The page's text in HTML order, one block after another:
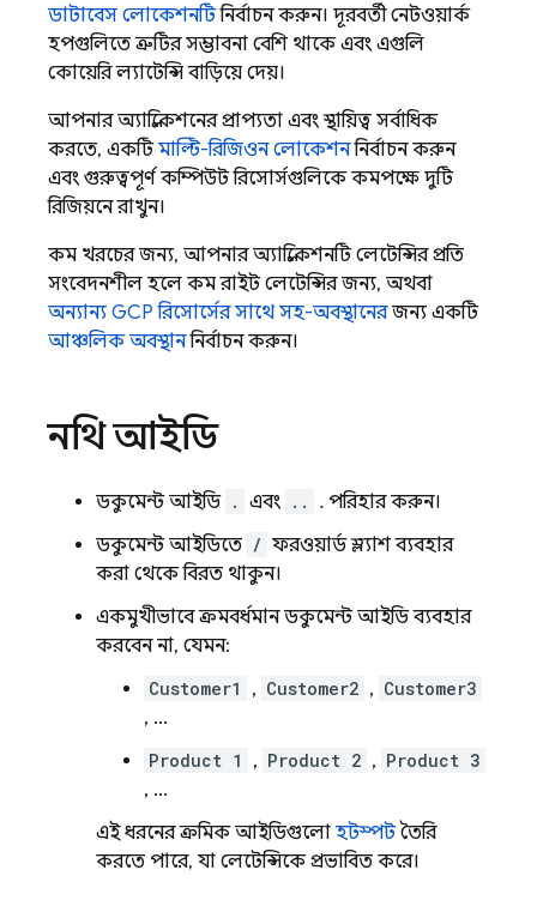
ডাটাবেস লোকেশনটিনির্বাচন করুন। দূরবর্তী নেটওয়ার্ক
হপগুলিতে ত্রুটির সম্ভাবনা বেশি থাকে এবং এগুলি
কোয়েরি ল্যাটেন্সি বাড়িয়ে দেয়।
আপনার অ্যাপ্লিকেশনের প্রাপ্যতা এবং স্থায়িত্ব সর্বাধিক
করতে, একটিমাল্টি-রিজিওন লোকেশননির্বাচন করুন
এবং গুরুত্বপূর্ণ কম্পিউট রিসোর্সগুলিকে কমপক্ষে দুটি
রিজিয়নে রাখুন।
কম খরচের জন্য, আপনার অ্যাপ্লিকেশনটি লেটেন্সির প্রতি
সংবেদনশীল হলে কম রাইট লেটেন্সির জন্য, অথবা
অন্যান্য GCP রিসোর্সের সাথে সহ-অবস্থানেরজন্য একটি
আঞ্চলিক অবস্থাননির্বাচন করুন।
নথি আইডি
ডকুমেন্ট আইডি . এবং ..
. পরিহার করুন।
ডকুমেন্ট আইডিতে / ফরওয়ার্ড স্ল্যাশ ব্যবহার
করা থেকে বিরত থাকুন।
একমুখীভাবে ক্রমবর্ধমান ডকুমেন্ট আইডি ব্যবহার
করবেন না, যেমন:
Customer1 , Customer2 , Customer3
, ...
Product 1 , Product 2 , Product 3
, ...
এই ধরনের ক্রমিক আইডিগুলো হটস্পটতৈরি
করতে পারে, যা লেটেন্সিকে প্রভাবিত করে।